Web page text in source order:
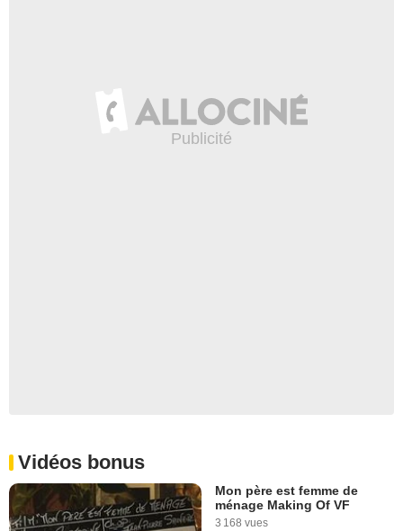
Vidéos bonus
Mon père est femme de
ménage Making Of VF
3 168 vues